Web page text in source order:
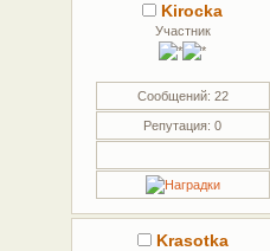
Kirocka
Участник
Сообщений: 22
Репутация: 0
Krasotka